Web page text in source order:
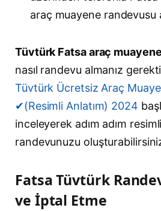
araç muayene randevusu
Tüvtürk Fatsa araç
nasıl randevu almanız
Tüvtürk Ücretsiz Araç
✔(Resimli Anlatım) 2024
inceleyerek adım adım
randevunuzu
Fatsa Tüvtürk
ve İptal Etme